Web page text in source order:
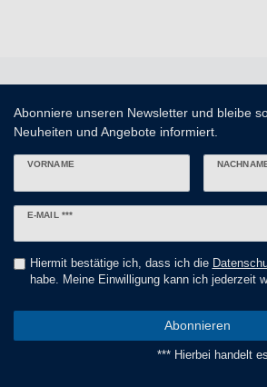
Abonniere unseren Newsletter und bleibe
Neuheiten und Angebote informiert.
VORNAME
E-MAIL ***
Newsletter
Hiermit bestätige ich, dass ich die
habe. Meine Einwilligung kann ich jederzeit
Abonnieren
*** Hierbei handelt